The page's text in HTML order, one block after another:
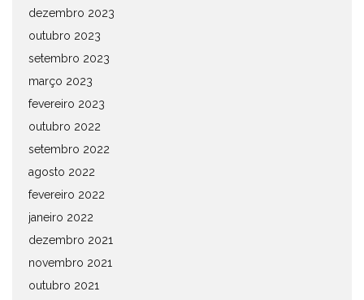
dezembro 2023
outubro 2023
setembro 2023
março 2023
fevereiro 2023
outubro 2022
setembro 2022
agosto 2022
fevereiro 2022
janeiro 2022
dezembro 2021
novembro 2021
outubro 2021